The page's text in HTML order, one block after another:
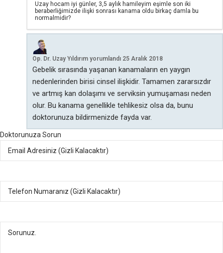
Uzay hocam iyi günler, 3,5 aylık hamileyim eşimle son iki
beraberliğimizde ilişki sonrası kanama oldu birkaç damla bu
normalmidir?
Op. Dr. Uzay Yıldırım yorumlandı 25 Aralık 2018
Gebelik sırasında yaşanan kanamaların en yaygın
nedenlerinden birisi cinsel ilişkidir. Tamamen zararsızdır
ve artmış kan dolaşımı ve serviksin yumuşaması neden
olur. Bu kanama genellikle tehlikesiz olsa da, bunu
doktorunuza bildirmenizde fayda var.
Doktorunuza Sorun